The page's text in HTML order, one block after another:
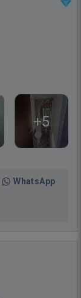
+5
WhatsApp